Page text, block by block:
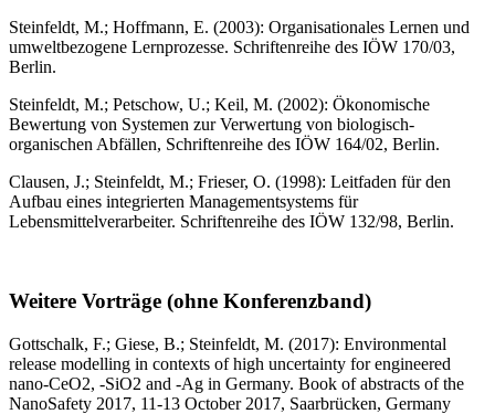
Steinfeldt, M.; Hoffmann, E. (2003): Organisationales Lernen und
umweltbezogene Lernprozesse. Schriftenreihe des IÖW 170/03,
Berlin.
Steinfeldt, M.; Petschow, U.; Keil, M. (2002): Ökonomische
Bewertung von Systemen zur Verwertung von biologisch-
organischen Abfällen, Schriftenreihe des IÖW 164/02, Berlin.
Clausen, J.; Steinfeldt, M.; Frieser, O. (1998): Leitfaden für den
Aufbau eines integrierten Managementsystems für
Lebensmittelverarbeiter. Schriftenreihe des IÖW 132/98, Berlin.
Weitere Vorträge (ohne Konferenzband)
Gottschalk, F.; Giese, B.; Steinfeldt, M. (2017): Environmental
release modelling in contexts of high uncertainty for engineered
nano-CeO2, -SiO2 and -Ag in Germany. Book of abstracts of the
NanoSafety 2017, 11-13 October 2017, Saarbrücken, Germany